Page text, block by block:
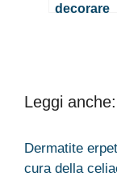
decorare
Leggi anche:
Dermatite
cura della